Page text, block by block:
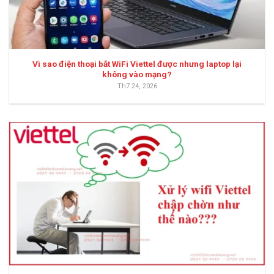
Vì sao điện thoại bắt WiFi Viettel được nhưng laptop lại
không vào mạng?
Th7 24, 2026